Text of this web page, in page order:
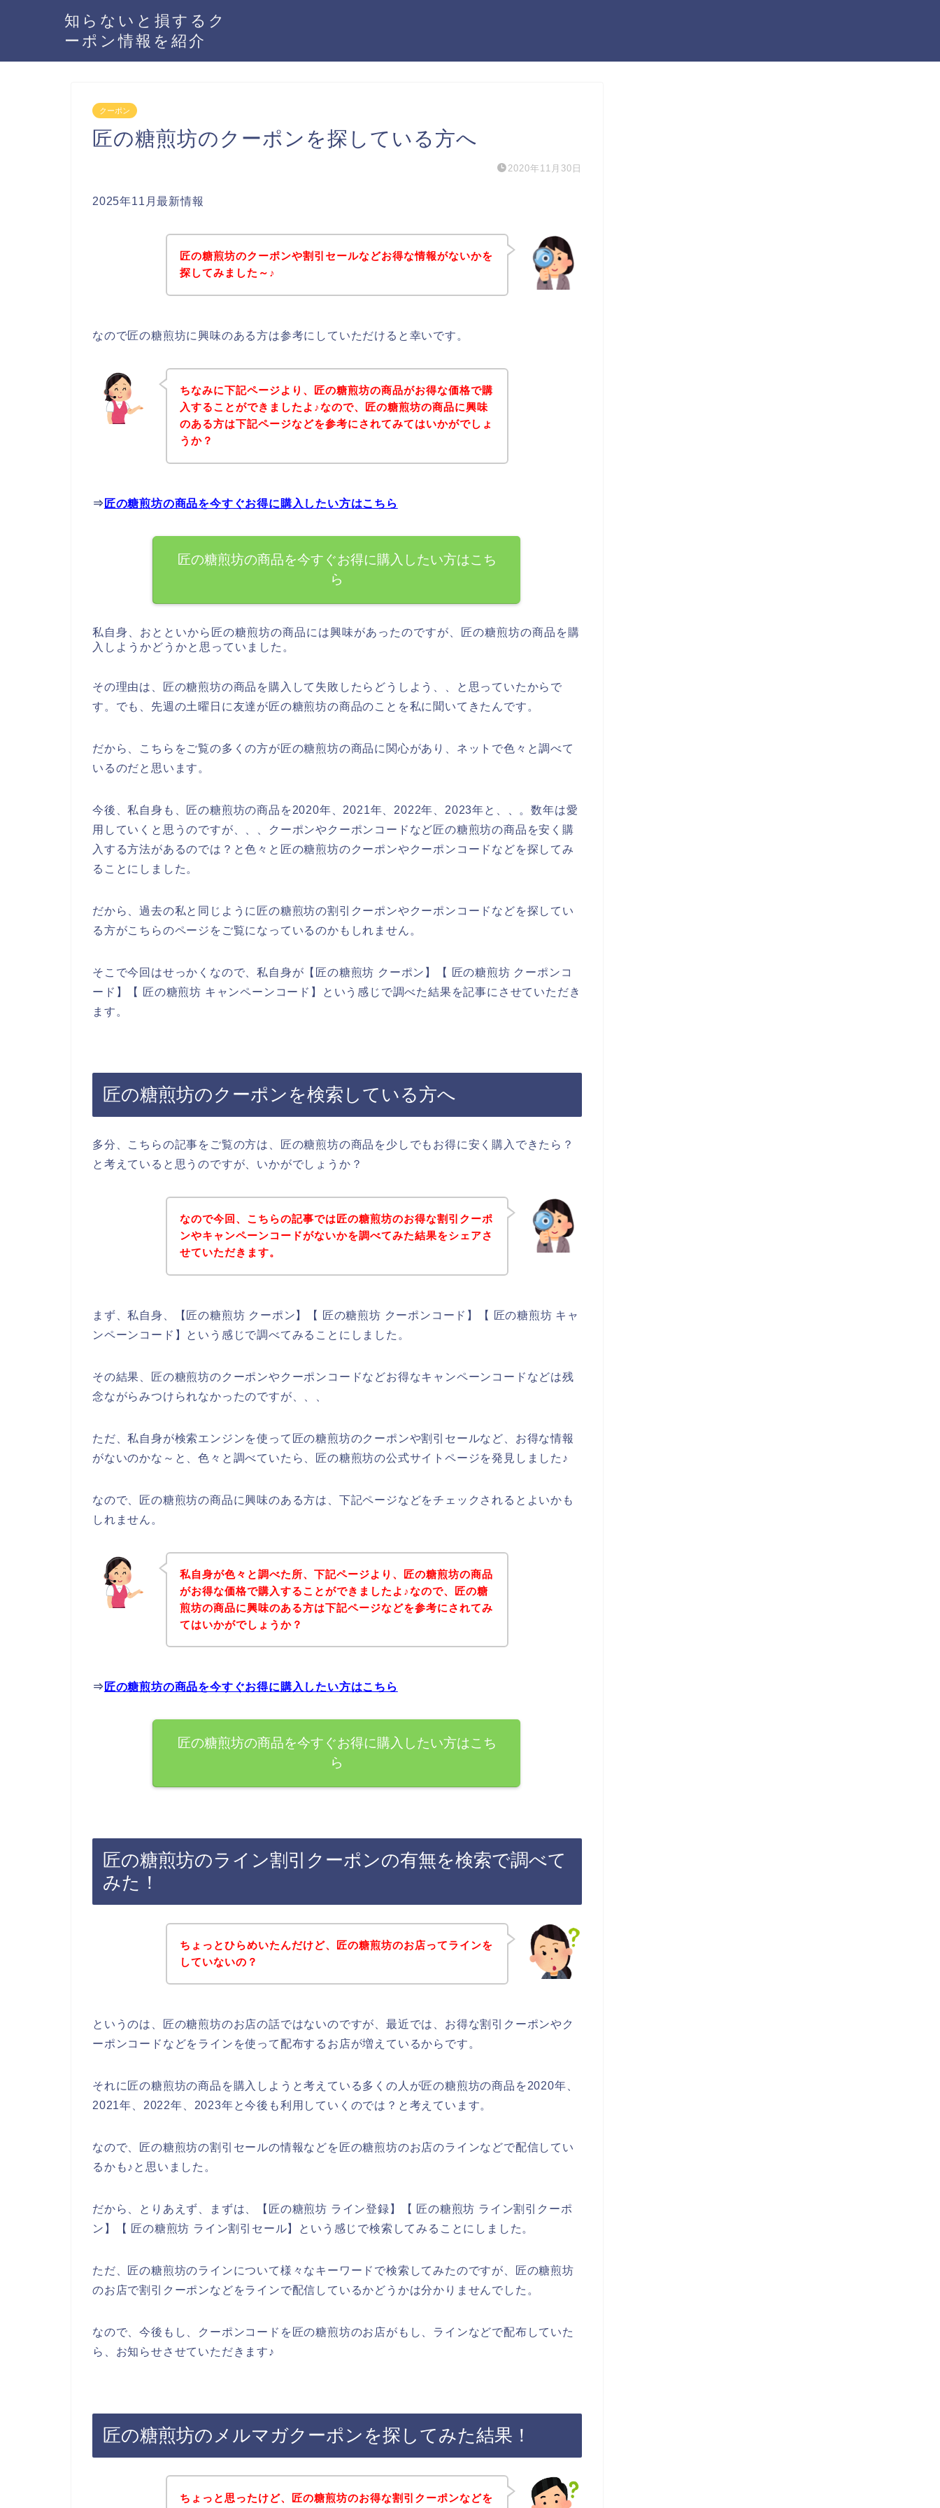
知らないと損するク
ーポン情報を紹介
クーポン
匠の糖煎坊のクーポンを探している方へ
2020年11月30日
2025年11月最新情報
匠の糖煎坊のクーポンや割引セールなどお得な情報がないかを
探してみました～♪
なので匠の糖煎坊に興味のある方は参考にしていただけると幸いです。
ちなみに下記ページより、匠の糖煎坊の商品がお得な価格で購
入することができましたよ♪なので、匠の糖煎坊の商品に興味
のある方は下記ページなどを参考にされてみてはいかがでしょ
うか？
⇒ 匠の糖煎坊の商品を今すぐお得に購入したい方はこちら
匠の糖煎坊の商品を今すぐお得に購入したい方はこち
ら
私自身、おとといから匠の糖煎坊の商品には興味があったのですが、匠の糖煎坊の商品を購
入しようかどうかと思っていました。
その理由は、匠の糖煎坊の商品を購入して失敗したらどうしよう、、と思っていたからで
す。でも、先週の土曜日に友達が匠の糖煎坊の商品のことを私に聞いてきたんです。
だから、こちらをご覧の多くの方が匠の糖煎坊の商品に関心があり、ネットで色々と調べて
いるのだと思います。
今後、私自身も、匠の糖煎坊の商品を2020年、2021年、2022年、2023年と、、。数年は愛
用していくと思うのですが、、、クーポンやクーポンコードなど匠の糖煎坊の商品を安く購
入する方法があるのでは？と色々と匠の糖煎坊のクーポンやクーポンコードなどを探してみ
ることにしました。
だから、過去の私と同じように匠の糖煎坊の割引クーポンやクーポンコードなどを探してい
る方がこちらのページをご覧になっているのかもしれません。
そこで今回はせっかくなので、私自身が【匠の糖煎坊 クーポン】【 匠の糖煎坊 クーポンコ
ード】【 匠の糖煎坊 キャンペーンコード】という感じで調べた結果を記事にさせていただき
ます。
匠の糖煎坊のクーポンを検索している方へ
多分、こちらの記事をご覧の方は、匠の糖煎坊の商品を少しでもお得に安く購入できたら？
と考えていると思うのですが、いかがでしょうか？
なので今回、こちらの記事では匠の糖煎坊のお得な割引クーポ
ンやキャンペーンコードがないかを調べてみた結果をシェアさ
せていただきます。
まず、私自身、【匠の糖煎坊 クーポン】【 匠の糖煎坊 クーポンコード】【 匠の糖煎坊 キャ
ンペーンコード】という感じで調べてみることにしました。
その結果、匠の糖煎坊のクーポンやクーポンコードなどお得なキャンペーンコードなどは残
念ながらみつけられなかったのですが、、、
ただ、私自身が検索エンジンを使って匠の糖煎坊のクーポンや割引セールなど、お得な情報
がないのかな～と、色々と調べていたら、匠の糖煎坊の公式サイトページを発見しました♪
なので、匠の糖煎坊の商品に興味のある方は、下記ページなどをチェックされるとよいかも
しれません。
私自身が色々と調べた所、下記ページより、匠の糖煎坊の商品
がお得な価格で購入することができましたよ♪なので、匠の糖
煎坊の商品に興味のある方は下記ページなどを参考にされてみ
てはいかがでしょうか？
⇒ 匠の糖煎坊の商品を今すぐお得に購入したい方はこちら
匠の糖煎坊の商品を今すぐお得に購入したい方はこち
ら
匠の糖煎坊のライン割引クーポンの有無を検索で調べて
みた！
ちょっとひらめいたんだけど、匠の糖煎坊のお店ってラインを
していないの？
というのは、匠の糖煎坊のお店の話ではないのですが、最近では、お得な割引クーポンやク
ーポンコードなどをラインを使って配布するお店が増えているからです。
それに匠の糖煎坊の商品を購入しようと考えている多くの人が匠の糖煎坊の商品を2020年、
2021年、2022年、2023年と今後も利用していくのでは？と考えています。
なので、匠の糖煎坊の割引セールの情報などを匠の糖煎坊のお店のラインなどで配信してい
るかも♪と思いました。
だから、とりあえず、まずは、【匠の糖煎坊 ライン登録】【 匠の糖煎坊 ライン割引クーポ
ン】【 匠の糖煎坊 ライン割引セール】という感じで検索してみることにしました。
ただ、匠の糖煎坊のラインについて様々なキーワードで検索してみたのですが、匠の糖煎坊
のお店で割引クーポンなどをラインで配信しているかどうかは分かりませんでした。
なので、今後もし、クーポンコードを匠の糖煎坊のお店がもし、ラインなどで配布していた
ら、お知らせさせていただきます♪
匠の糖煎坊のメルマガクーポンを探してみた結果！
ちょっと思ったけど、匠の糖煎坊のお得な割引クーポンなどを